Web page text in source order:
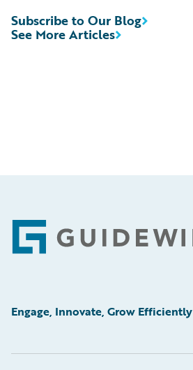
See More Articles
Subscribe to Our Blog
Footer
Engage, Innovate, Grow Efficiently